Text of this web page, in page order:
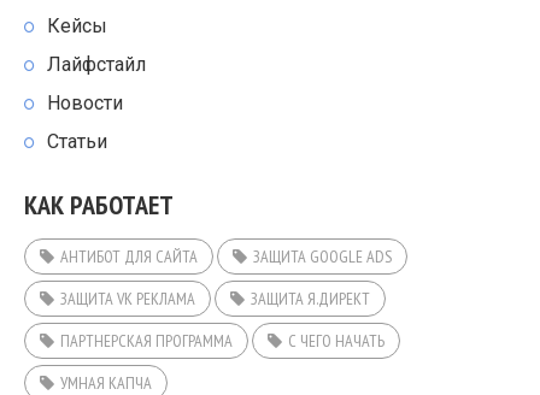
Кейсы
Лайфстайл
Новости
Статьи
КАК РАБОТАЕТ
АНТИБОТ ДЛЯ САЙТА
ЗАЩИТА GOOGLE ADS
ЗАЩИТА VK РЕКЛАМА
ЗАЩИТА Я.ДИРЕКТ
ПАРТНЕРСКАЯ ПРОГРАММА
С ЧЕГО НАЧАТЬ
УМНАЯ КАПЧА